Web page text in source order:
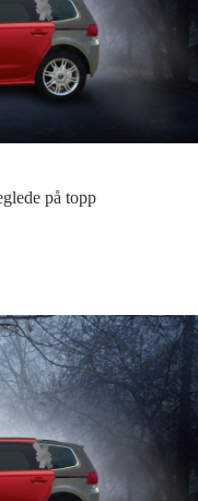
på topp